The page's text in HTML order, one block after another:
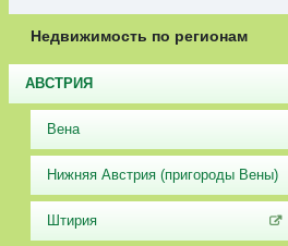
Недвижимость по регионам
АВСТРИЯ
Вена
Нижняя Австрия (пригороды Вены)
Штирия